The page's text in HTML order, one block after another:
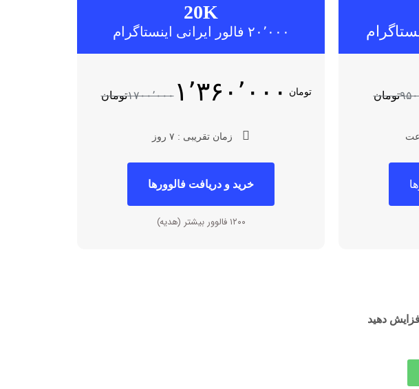
تومان
20K
۲۰٬۰۰۰ فالور ایرانی اینستاگرام
۱۷۰۰٬۰۰۰تومان ۱٬۳۶۰٬۰۰۰ تومان
زمان تقریبی : ۷ روز
خرید و دریافت فالوورها
۱۲۰۰ فالوور بیشتر (هدیه)
دهید